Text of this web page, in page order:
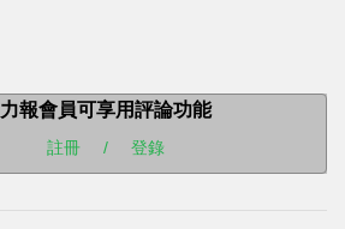
力報會員可享用評論功能
註冊 / 登錄